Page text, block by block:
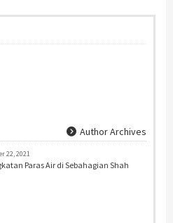
Author Archives
22, 2021
Paras Air di Sebahagian Shah